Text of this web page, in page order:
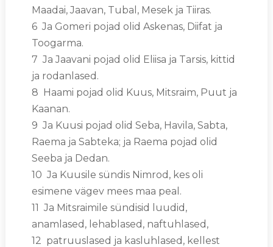
Maadai, Jaavan, Tubal, Mesek ja Tiiras.
6 Ja Gomeri pojad olid Askenas, Diifat ja
Toogarma.
7 Ja Jaavani pojad olid Eliisa ja Tarsis, kittid
ja rodanlased.
8 Haami pojad olid Kuus, Mitsraim, Puut ja
Kaanan.
9 Ja Kuusi pojad olid Seba, Havila, Sabta,
Raema ja Sabteka; ja Raema pojad olid
Seeba ja Dedan.
10 Ja Kuusile sündis Nimrod, kes oli
esimene vägev mees maa peal.
11 Ja Mitsraimile sündisid luudid,
anamlased, lehablased, naftuhlased,
12 patruuslased ja kasluhlased, kellest